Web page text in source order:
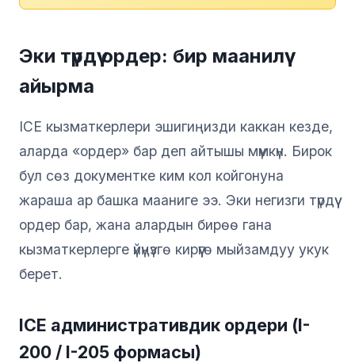
Эки түрдүү ордер: бир маанилүү
айырма
ICE кызматкерлери эшигиңизди каккан кезде,
аларда «ордер» бар деп айтышы мүмкүн. Бирок
бул сөз документке ким кол койгонуна
жараша ар башка мааниге ээ. Эки негизги түрдүү
ордер бар, жана алардын бирөө гана
кызматкерлерге үйүңүзгө кирүүгө мыйзамдуу укук
берет.
ICE административдик ордери (I-
200 / I-205 формасы)